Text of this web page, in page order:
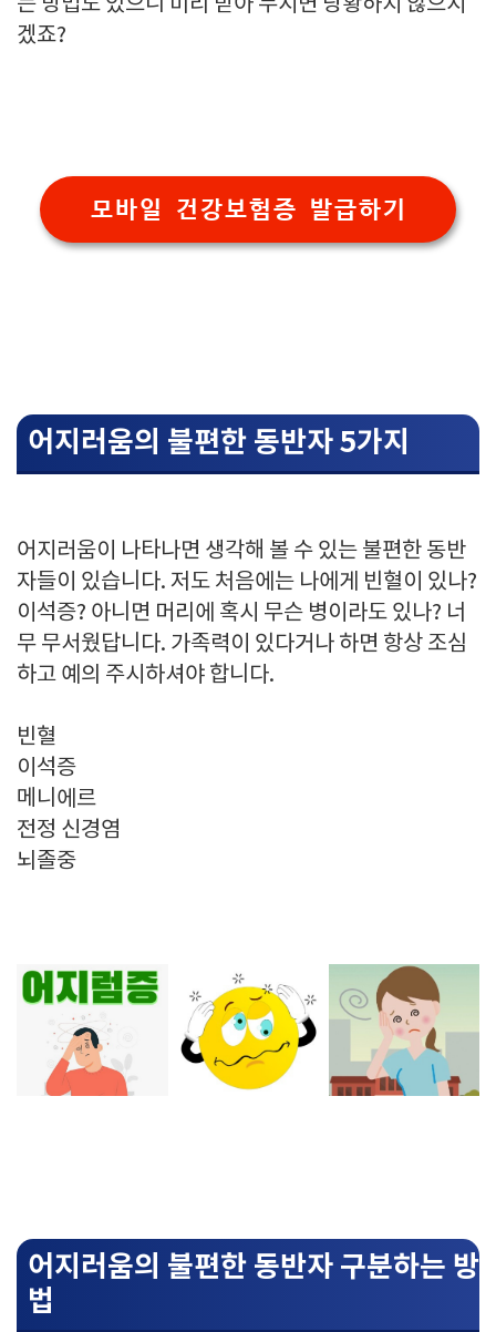
는 방법도 있으니 미리 받아 두시면 당황하지 않으시
겠죠?
모바일 건강보험증 발급하기
어지러움의 불편한 동반자 5가지
어지러움이 나타나면 생각해 볼 수 있는 불편한 동반
자들이 있습니다. 저도 처음에는 나에게 빈혈이 있나?
이석증? 아니면 머리에 혹시 무슨 병이라도 있나? 너
무 무서웠답니다. 가족력이 있다거나 하면 항상 조심
하고 예의 주시하셔야 합니다.
빈혈
이석증
메니에르
전정 신경염
뇌졸중
어지러움의 불편한 동반자 구분하는 방
법